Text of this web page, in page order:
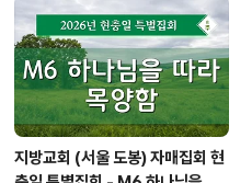
지방교회 (서울 도봉) 자매집회 현